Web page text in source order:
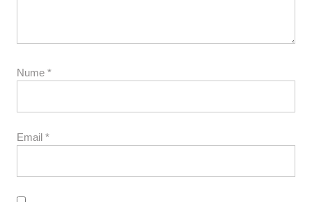
Nume *
Email *